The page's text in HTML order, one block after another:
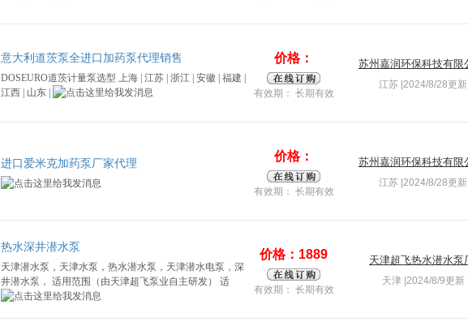
意大利道茨泵全进口加药泵代理销售
DOSEURO道茨计量泵选型 上海 | 江苏 | 浙江 | 安徽 | 福建 |
江西 | 山东 |
价格：
有效期： 长期有效
苏州嘉润环保科技有限
江苏 |2024/8/28更新
进口爱米克加药泵厂家代理
价格：
有效期： 长期有效
苏州嘉润环保科技有限
江苏 |2024/8/28更新
热水深井潜水泵
天津潜水泵，天津水泵，热水潜水泵，天津潜水电泵，深
井潜水泵， 适用范围（由天津超飞泵业自主研发） 适
价格：1889
有效期： 长期有效
天津超飞热水潜水泵
天津 |2024/8/9更新